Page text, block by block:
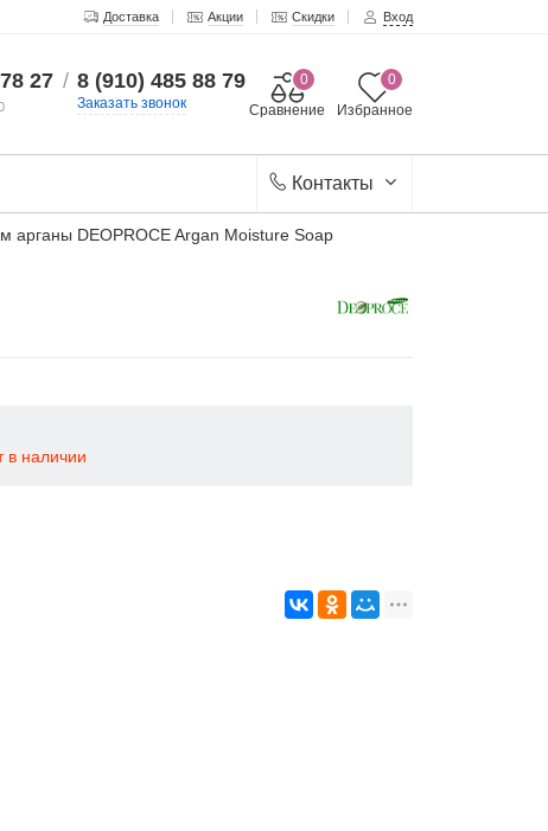
Доставка Акции Скидки Вход
27 / 8 (910) 485 88 79
Заказать звонок Избранное
0
Сравнение
0
Контакты
DEOPROCE Argan Moisture Soap
в наличии